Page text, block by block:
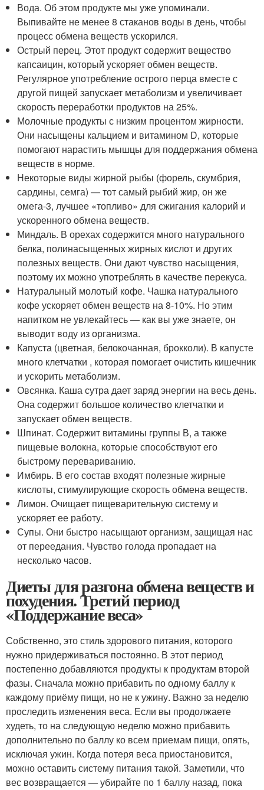
Вода. Об этом продукте мы уже упоминали.
Выпивайте не менее 8 стаканов воды в день, чтобы
процесс обмена веществ ускорился.
Острый перец. Этот продукт содержит вещество
капсаицин, который ускоряет обмен веществ.
Регулярное употребление острого перца вместе с
другой пищей запускает метаболизм и увеличивает
скорость переработки продуктов на 25%.
Молочные продукты с низким процентом жирности.
Они насыщены кальцием и витамином D, которые
помогают нарастить мышцы для поддержания обмена
веществ в норме.
Некоторые виды жирной рыбы (форель, скумбрия,
сардины, семга) — тот самый рыбий жир, он же
омега-3, лучшее «топливо» для сжигания калорий и
ускоренного обмена веществ.
Миндаль. В орехах содержится много натурального
белка, полинасыщенных жирных кислот и других
полезных веществ. Они дают чувство насыщения,
поэтому их можно употреблять в качестве перекуса.
Натуральный молотый кофе. Чашка натурального
кофе ускоряет обмен веществ на 8-10%. Но этим
напитком не увлекайтесь — как вы уже знаете, он
выводит воду из организма.
Капуста (цветная, белокочанная, брокколи). В капусте
много клетчатки , которая помогает очистить кишечник
и ускорить метаболизм.
Овсянка. Каша сутра дает заряд энергии на весь день.
Она содержит большое количество клетчатки и
запускает обмен веществ.
Шпинат. Содержит витамины группы В, а также
пищевые волокна, которые способствуют его
быстрому перевариванию.
Имбирь. В его состав входят полезные жирные
кислоты, стимулирующие скорость обмена веществ.
Лимон. Очищает пищеварительную систему и
ускоряет ее работу.
Супы. Они быстро насыщают организм, защищая нас
от переедания. Чувство голода пропадает на
несколько часов.
Диеты для разгона обмена веществ и
похудения. Третий период
«Поддержание веса»
Собственно, это стиль здорового питания, которого
нужно придерживаться постоянно. В этот период
постепенно добавляются продукты к продуктам второй
фазы. Сначала можно прибавить по одному баллу к
каждому приёму пищи, но не к ужину. Важно за неделю
проследить изменения веса. Если вы продолжаете
худеть, то на следующую неделю можно прибавить
дополнительно по баллу ко всем приемам пищи, опять,
исключая ужин. Когда потеря веса приостановится,
можно оставить систему питания такой. Заметили, что
вес возвращается — убирайте по 1 баллу назад, пока